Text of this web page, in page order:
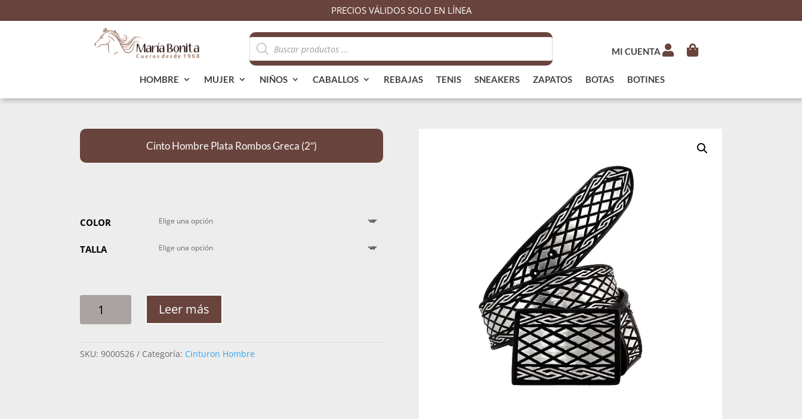
PRECIOS VÁLIDOS SOLO EN LÍNEA
Búsqueda
de
productos
MI CUENTA
HOMBRE MUJER NIÑOS CABALLOS REBAJAS TENIS SNEAKERS ZAPATOS BOTAS BOTINES
Cinto Hombre Plata Rombos Greca (2″)
COLOR
TALLA
HOMBRE
GRECA
Leer más
SKU:9000526 Categoría: Cinturon Hombre